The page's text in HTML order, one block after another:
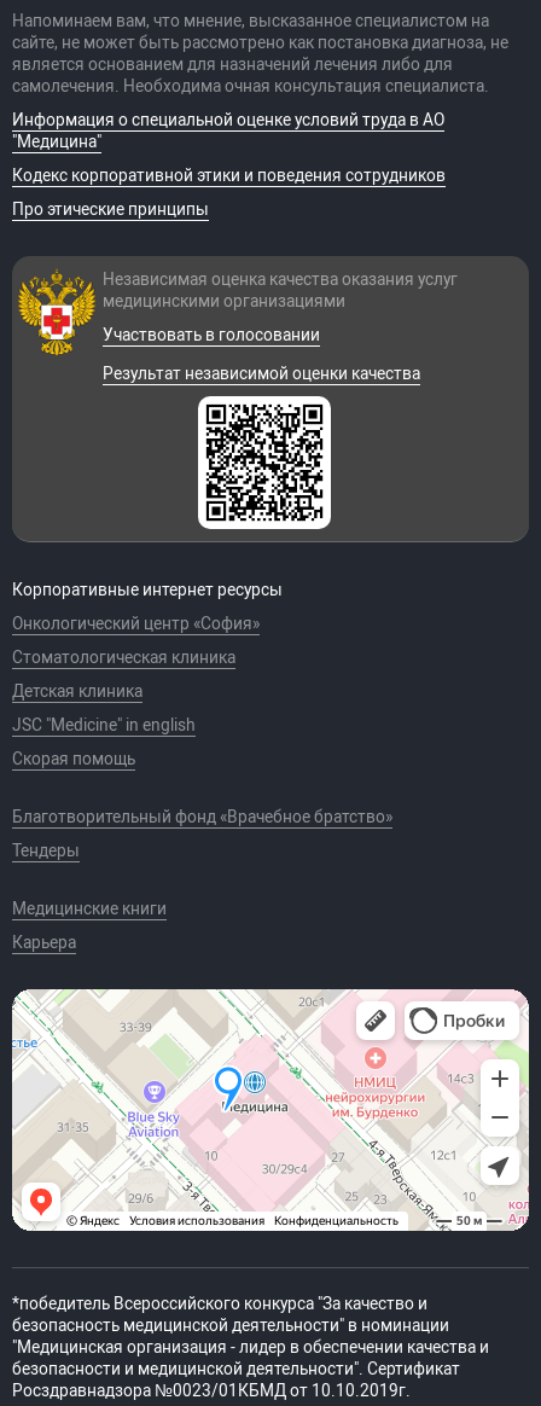
Напоминаем вам, что мнение, высказанное специалистом на
сайте, не может быть рассмотрено как постановка диагноза, не
является основанием для назначений лечения либо для
самолечения. Необходима очная консультация специалиста.
Информация о специальной оценке условий труда в АО
"Медицина"
Кодекс корпоративной этики и поведения сотрудников
Про этические принципы
Корпоративные интернет ресурсы
Онкологический центр «София»
Стоматологическая клиника
Детская клиника
JSC "Medicine" in english
Скорая помощь
Благотворительный фонд «Врачебное братство»
Тендеры
Медицинские книги
Карьера
Независимая оценка качества оказания услуг
медицинскими организациями
Участвовать в голосовании
Результат независимой оценки качества
*победитель Всероссийского конкурса "За качество и
безопасность медицинской деятельности" в номинации
"Медицинская организация - лидер в обеспечении качества и
безопасности и медицинской деятельности". Сертификат
Росздравнадзора №0023/01КБМД от 10.10.2019г.